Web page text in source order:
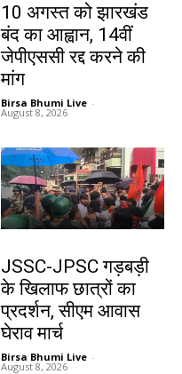
10 अगस्त को झारखंड
बंद का आह्वान, 14वीं
जेपीएससी रद्द करने की
मांग
Birsa Bhumi Live -
August 8, 2026
JSSC-JPSC गड़बड़ी
के खिलाफ छात्रों का
प्रदर्शन, सीएम आवास
घेराव मार्च
Birsa Bhumi Live -
August 8, 2026